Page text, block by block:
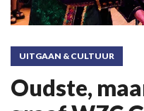
UITGAAN & CULTUUR
Oudste,